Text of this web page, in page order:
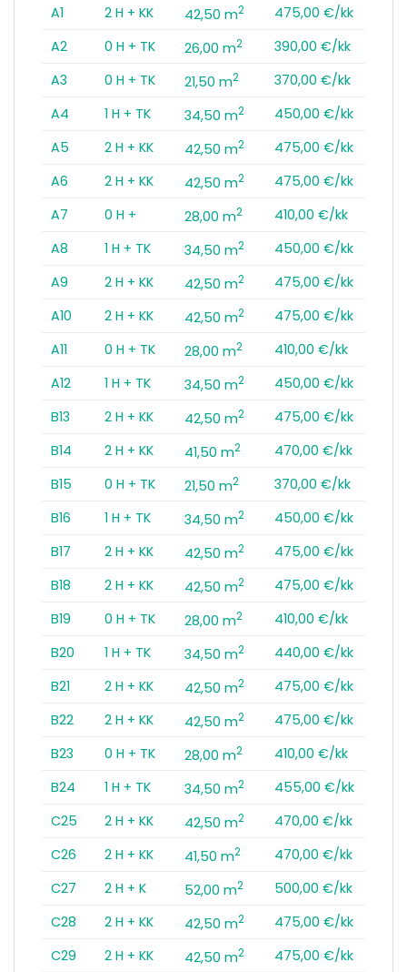
A1 2 H + KK 42,50 m2
475,00 €/kk
A2
0 H + TK 26,00 m2
390,00 €/kk
A3
0 H + TK 21,50 m2
370,00 €/kk
A4
1 H + TK 34,50 m2
450,00 €/kk
A5
2 H + KK 42,50 m2
475,00 €/kk
A6
2 H + KK 42,50 m2
475,00 €/kk
A7
0 H + 28,00 m2
410,00 €/kk
A8
1 H + TK 34,50 m2
450,00 €/kk
A9
2 H + KK 42,50 m2
475,00 €/kk
A10
2 H + KK 42,50 m2
475,00 €/kk
A11
0 H + TK 28,00 m2
410,00 €/kk
A12
1 H + TK 34,50 m2
450,00 €/kk
B13
2 H + KK 42,50 m2
475,00 €/kk
B14
2 H + KK 41,50 m2
470,00 €/kk
B15
0 H + TK 21,50 m2
370,00 €/kk
B16
1 H + TK 34,50 m2
450,00 €/kk
B17
2 H + KK 42,50 m2
475,00 €/kk
B18
2 H + KK 42,50 m2
475,00 €/kk
B19
0 H + TK 28,00 m2
410,00 €/kk
B20
1 H + TK 34,50 m2
440,00 €/kk
B21
2 H + KK 42,50 m2
475,00 €/kk
B22
2 H + KK 42,50 m2
475,00 €/kk
B23
0 H + TK 28,00 m2
410,00 €/kk
B24
1 H + TK 34,50 m2
455,00 €/kk
C25
2 H + KK 42,50 m2
470,00 €/kk
C26
2 H + KK 41,50 m2
470,00 €/kk
C27
2 H + K 52,00 m2
500,00 €/kk
C28
2 H + KK 42,50 m2
475,00 €/kk
C29
2 H + KK 42,50 m2
475,00 €/kk